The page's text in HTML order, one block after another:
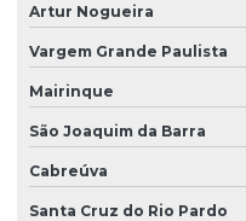
Limpeza pós obra valor
Limpeza predial terceirizada
Limpeza profissional em
Limpeza profissional de piso
Artur Nogueira
Vargem Grande Paulista
Mairinque
São Joaquim da Barra
Cabreúva
Santa Cruz do Rio Pardo